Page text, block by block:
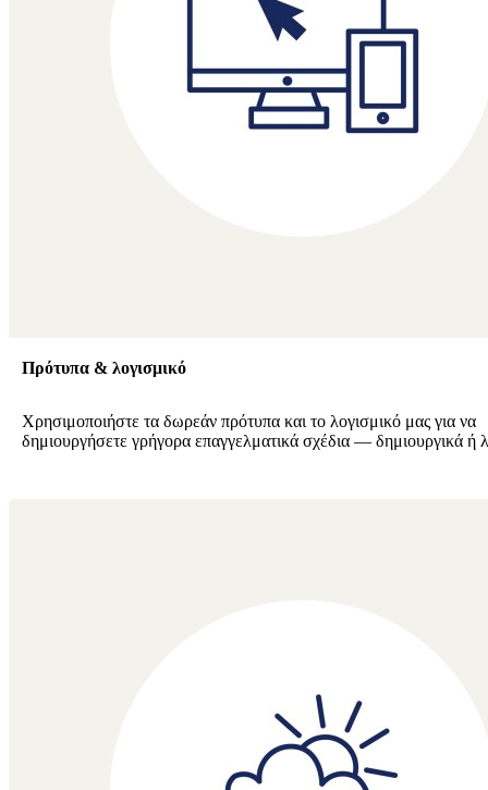
Πρότυπα & λογισμικό
Χρησιμοποιήστε τα δωρεάν πρότυπα και το λογισμικό μας για να
δημιουργήσετε γρήγορα επαγγελματικά σχέδια — δημιουργικά ή